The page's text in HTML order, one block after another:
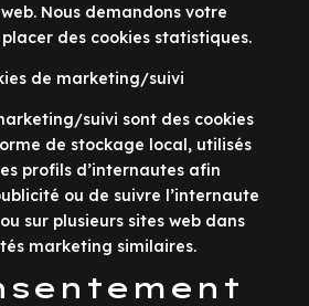
Nous demandons votre
des cookies statistiques.
de marketing/suivi
suivi sont des cookies
de stockage local, utilisés
profils d’internautes afin
ou de suivre l’internaute
sur plusieurs sites web dans
marketing similaires.